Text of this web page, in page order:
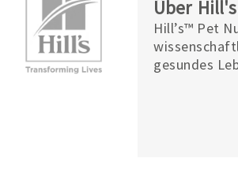
Über
Hill’s™ Pet
gesundes
drei